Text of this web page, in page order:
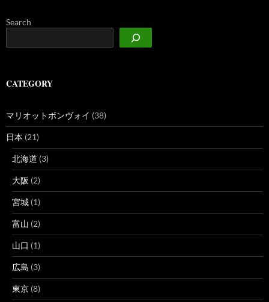
Search
CATEGORY
マリオットボンヴォイ (38)
日本 (21)
北海道 (3)
大阪 (2)
宮城 (1)
富山 (2)
山口 (1)
広島 (3)
東京 (8)